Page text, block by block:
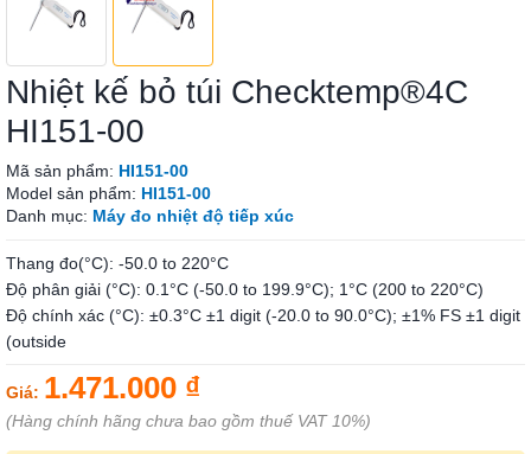
Nhiệt kế bỏ túi Checktemp®4C
HI151-00
Mã sản phẩm: HI151-00
Model sản phẩm: HI151-00
Danh mục: Máy đo nhiệt độ tiếp xúc
Thang đo(°C): -50.0 to 220°C
Độ phân giải (°C): 0.1°C (-50.0 to 199.9°C); 1°C (200 to 220°C)
Độ chính xác (°C): ±0.3°C ±1 digit (-20.0 to 90.0°C); ±1% FS ±1 digit
(outside
Giá: 1.471.000 ₫
(Hàng chính hãng chưa bao gồm thuế VAT 10%)